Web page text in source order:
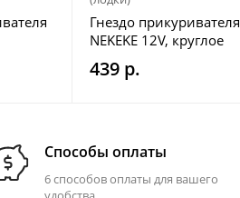
или
Гнездо прикуривателя
NEKEKE 12V, круглое
439 р.
Способы оплаты
6 способов оплаты для вашего